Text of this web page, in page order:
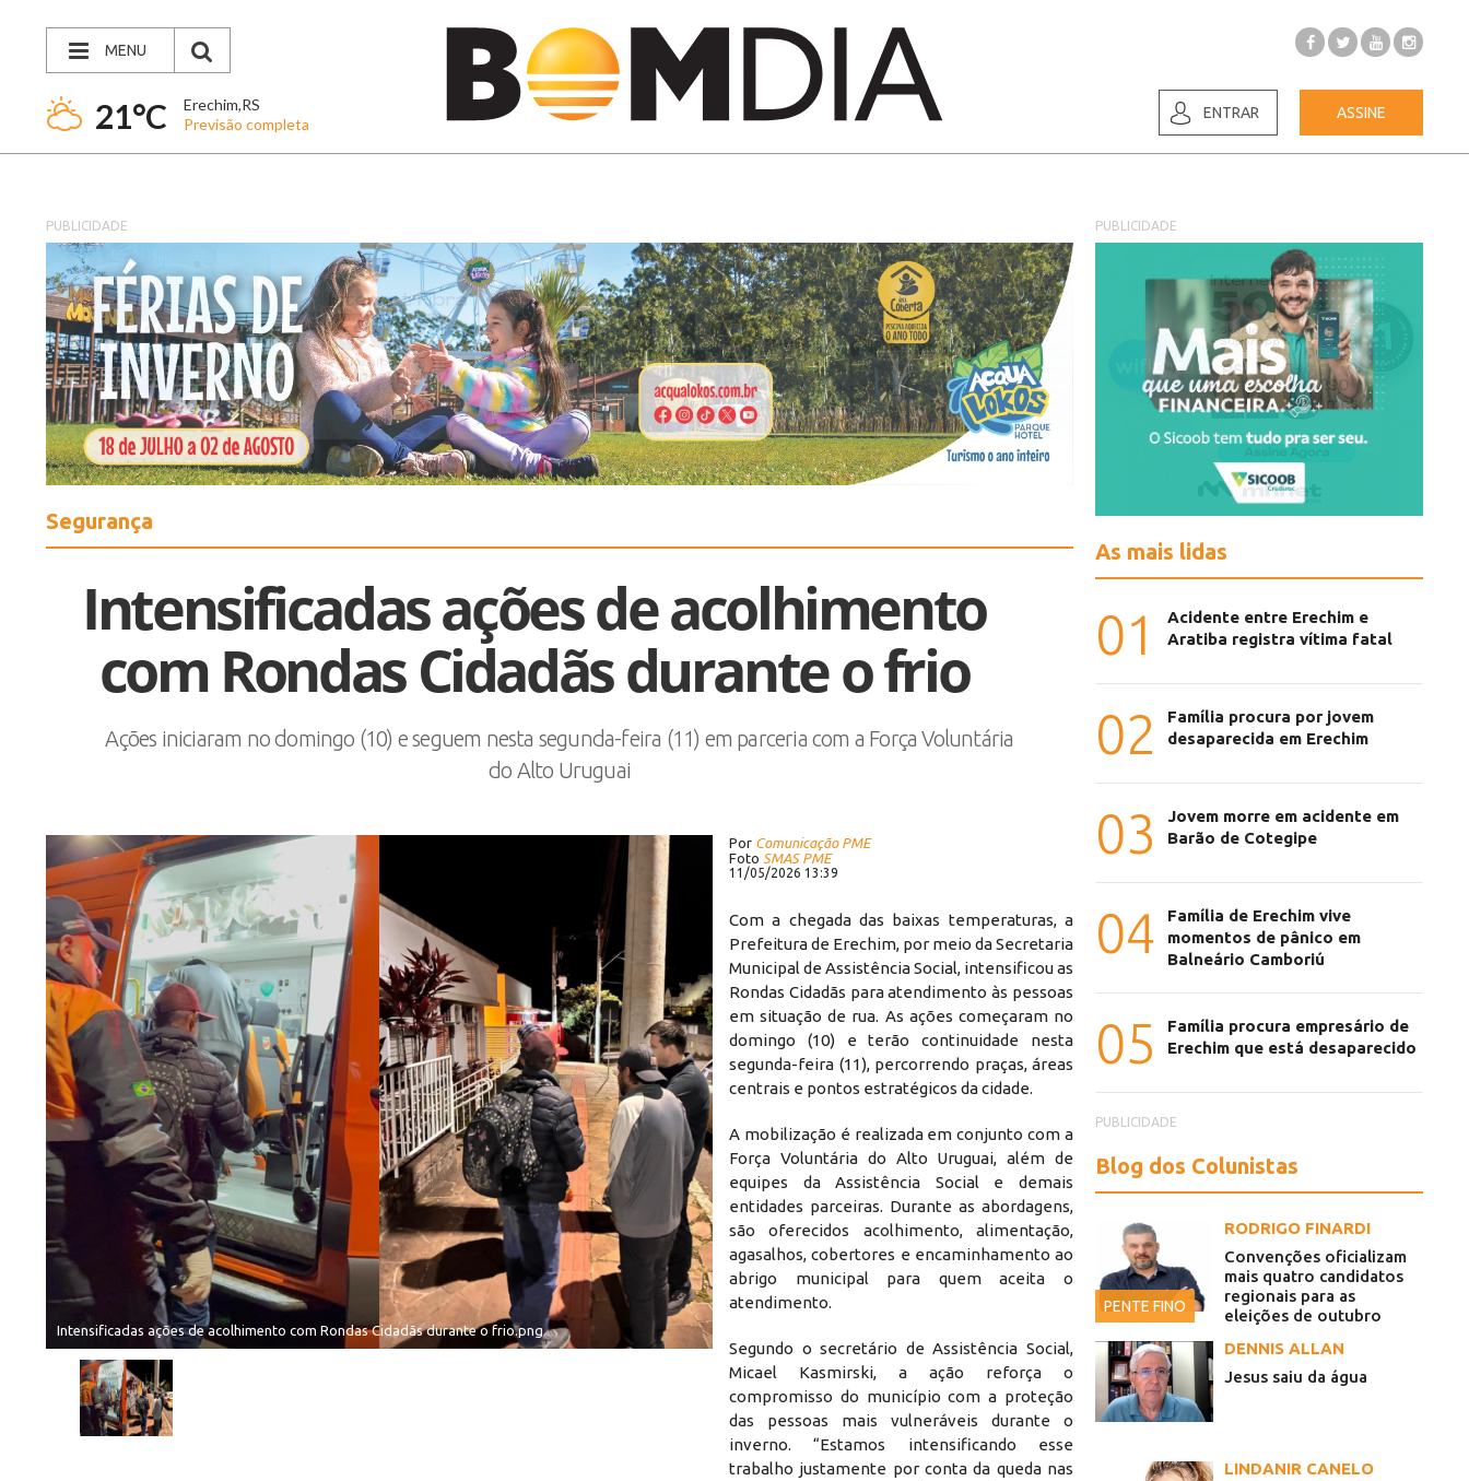
MENU
21°C
Erechim,RS
Previsão completa
ENTRAR ASSINE
PUBLICIDADE
Segurança
Intensificadas ações de acolhimento
com Rondas Cidadãs durante o frio
Ações iniciaram no domingo (10) e seguem nesta segunda-feira (11) em parceria com a Força Voluntária
do Alto Uruguai
Intensificadas ações de acolhimento com Rondas Cidadãs durante o frio.png
Por Comunicação PME
Foto SMAS PME
11/05/2026 13:39
Com a chegada das baixas temperaturas, a
Prefeitura de Erechim, por meio da Secretaria
Municipal de Assistência Social, intensificou as
Rondas Cidadãs para atendimento às pessoas
em situação de rua. As ações começaram no
domingo (10) e terão continuidade nesta
segunda-feira (11), percorrendo praças, áreas
centrais e pontos estratégicos da cidade.
A mobilização é realizada em conjunto com a
Força Voluntária do Alto Uruguai, além de
equipes da Assistência Social e demais
entidades parceiras. Durante as abordagens,
são oferecidos acolhimento, alimentação,
agasalhos, cobertores e encaminhamento ao
abrigo municipal para quem aceita o
atendimento.
Segundo o secretário de Assistência Social,
Micael Kasmirski, a ação reforça o
compromisso do município com a proteção
das pessoas mais vulneráveis durante o
inverno. “Estamos intensificando esse
trabalho justamente por conta da queda nas
PUBLICIDADE
As mais lidas
01
Acidente entre Erechim e
Aratiba registra vítima fatal
02
Família procura por jovem
desaparecida em Erechim
03
Jovem morre em acidente em
Barão de Cotegipe
04
Família de Erechim vive
momentos de pânico em
Balneário Camboriú
05
Família procura empresário de
Erechim que está desaparecido
PUBLICIDADE
Blog dos Colunistas
PENTE FINO
RODRIGO FINARDI
Convenções oficializam
mais quatro candidatos
regionais para as
eleições de outubro
DENNIS ALLAN
Jesus saiu da água
LINDANIR CANELO